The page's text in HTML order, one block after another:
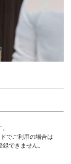
でご利用の場合は
できません。